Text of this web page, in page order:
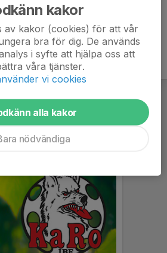
kakor
av kakor (cookies) för att vår
bra för dig. De används
i syfte att hjälpa oss att
våra tjänster.
vi cookies
alla kakor
nödvändiga